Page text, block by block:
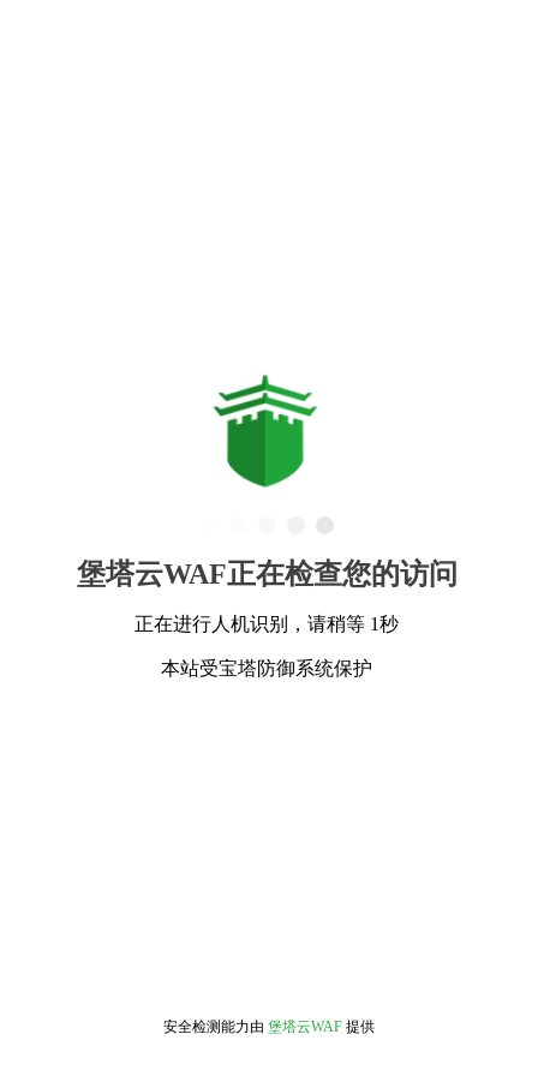
堡塔云WAF正在检查您的访问
正在进行人机识别，请稍等 1秒
本站受宝塔防御系统保护
安全检测能力由 堡塔云WAF 提供